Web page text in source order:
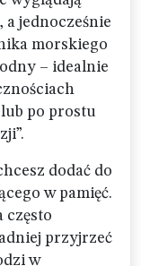
jednocześnie
morskiego
– idealnie
po prostu
dodać do
w pamięć.
często
przyjrzeć
w